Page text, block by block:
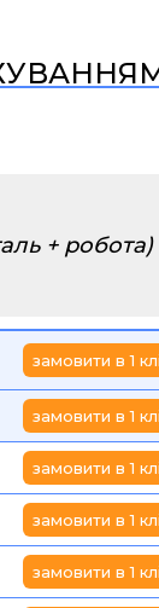
+ робота)
замовити в 1
замовити в 1
замовити в 1
замовити в 1
замовити в 1